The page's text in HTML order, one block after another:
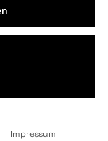
Impressum